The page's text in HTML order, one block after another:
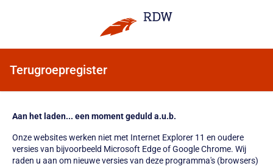
Terugroepregister
Aan het laden... een moment geduld a.u.b.
Onze websites werken niet met Internet Explorer 11 en oudere
versies van bijvoorbeeld Microsoft Edge of Google Chrome. Wij
raden u aan om nieuwe versies van deze programma's (browsers)